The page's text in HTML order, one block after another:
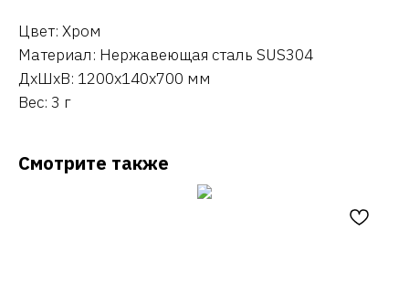
Цвет: Хром
Материал: Нержавеющая сталь SUS304
ДxШxВ: 1200x140x700 мм
Вес: 3 г
Смотрите также